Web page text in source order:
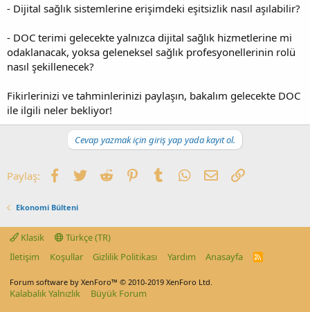
- Dijital sağlık sistemlerine erişimdeki eşitsizlik nasıl aşılabilir?
- DOC terimi gelecekte yalnızca dijital sağlık hizmetlerine mi
odaklanacak, yoksa geleneksel sağlık profesyonellerinin rolü
nasıl şekillenecek?
Fikirlerinizi ve tahminlerinizi paylaşın, bakalım gelecekte DOC
ile ilgili neler bekliyor!
Cevap yazmak için giriş yap yada kayıt ol.
Paylaş: Facebook
TwitterReddit PinterestTumblrWhatsApp
E-postaLink
Ekonomi Bülteni
Klasik
Türkçe (TR)
İletişim
Koşullar Gizlilik Politikası Yardım Anasayfa
R
Forum software by XenForo™ © 2010-2019 XenForo Ltd.
Kalabalık Yalnızlık Büyük Forum